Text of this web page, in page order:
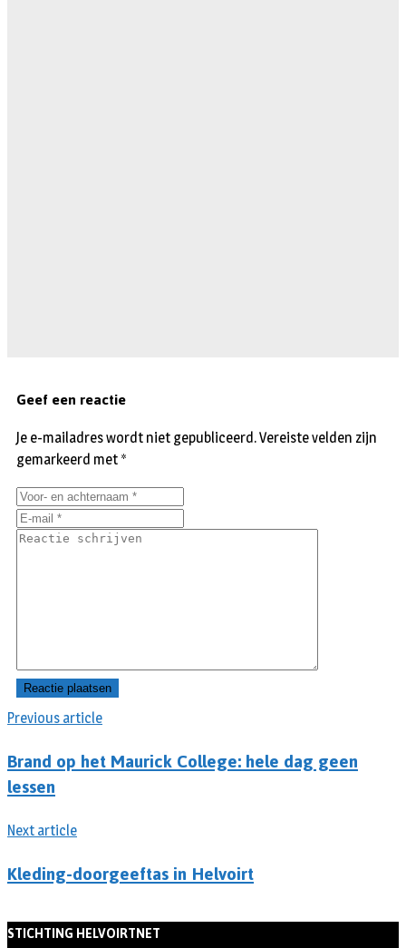
Previous article
Brand op het Maurick College: hele dag geen
lessen
Next article
Kleding-doorgeeftas in Helvoirt
Geef een reactie
Je e-mailadres wordt niet gepubliceerd.Vereiste velden zijn
gemarkeerd met *
STICHTING HELVOIRTNET